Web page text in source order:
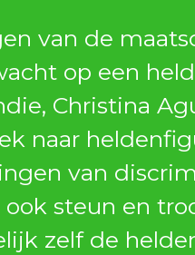
van de
op een
Christina
naar
van
steun en
zelf de